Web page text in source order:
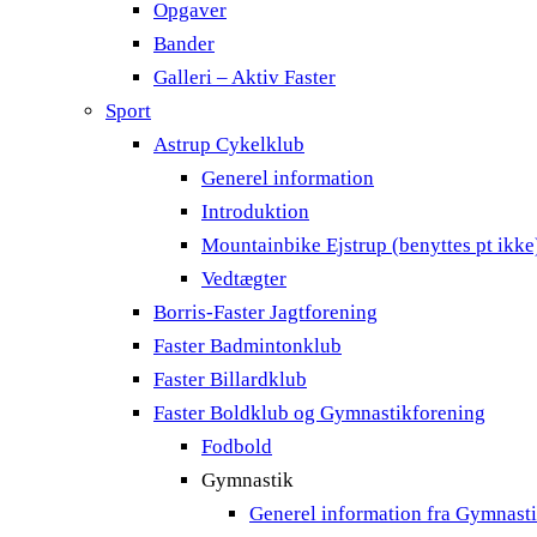
Opgaver
Bander
Galleri – Aktiv Faster
Sport
Astrup Cykelklub
Generel information
Introduktion
Mountainbike Ejstrup (benyttes pt
Vedtægter
Borris-Faster Jagtforening
Faster Badmintonklub
Faster Billardklub
Faster Boldklub og Gymnastikforening
Fodbold
Gymnastik
Generel information fra